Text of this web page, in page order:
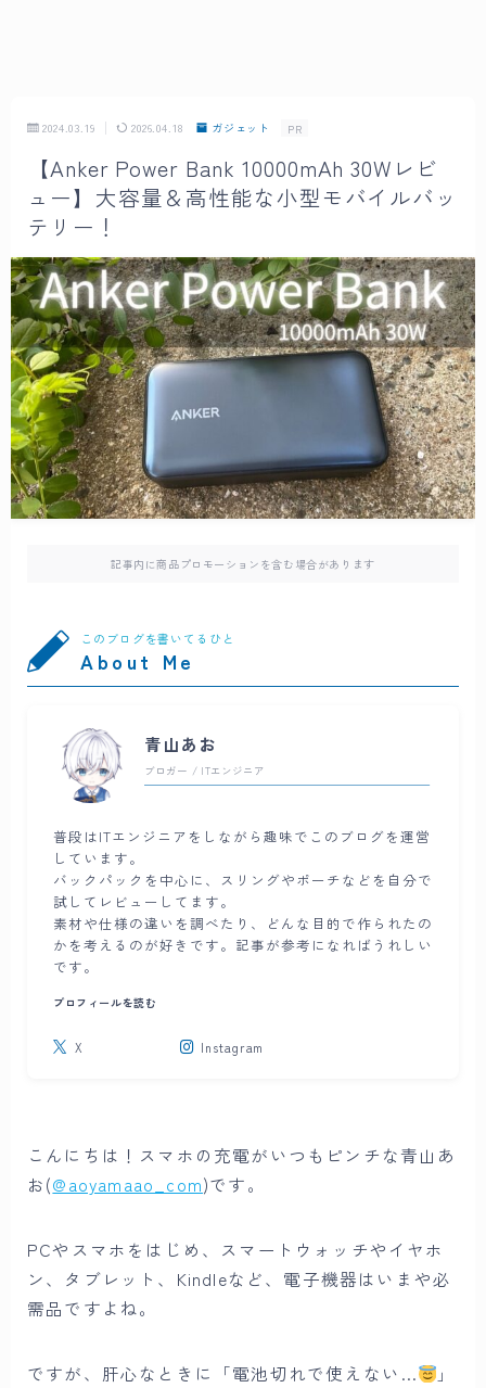
2024.03.19 2026.04.18 ガジェット PR
【Anker Power Bank 10000mAh 30Wレビ
ュー】大容量＆高性能な小型モバイルバッ
テリー！
記事内に商品プロモーションを含む場合があります
このブログを書いてるひと
About Me
青山あお
ブロガー / ITエンジニア
普段はITエンジニアをしながら趣味でこのブログを運営
しています。
バックパックを中心に、スリングやポーチなどを自分で
試してレビューしてます。
素材や仕様の違いを調べたり、どんな目的で作られたの
かを考えるのが好きです。記事が参考になればうれしい
です。
プロフィールを読む
X Instagram
こんにちは！スマホの充電がいつもピンチな青山あ
お(@aoyamaao_com)です。
PCやスマホをはじめ、スマートウォッチやイヤホ
ン、タブレット、Kindleなど、電子機器はいまや必
需品ですよね。
ですが、肝心なときに「電池切れで使えない…
」